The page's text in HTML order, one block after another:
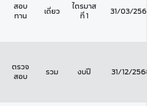
สอบ
ทาน
เดี่ยว
ไตรมาส
ที่ 1
31/03/2569
ตรวจ
สอบ
รวม งบปี 31/12/2568